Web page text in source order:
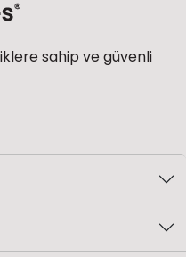
sahip ve güvenli